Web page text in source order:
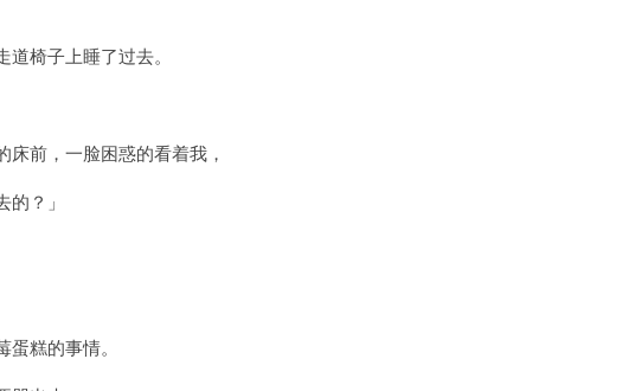
椅子上睡了过去。
前，一脸困惑的看着我，
的？」
糕的事情。